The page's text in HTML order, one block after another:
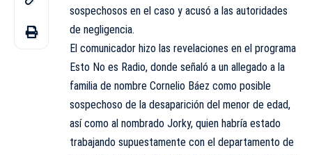
sospechosos en el caso y acusó a las autoridades
de negligencia.
El comunicador hizo las revelaciones en el programa
Esto No es Radio, donde señaló a un allegado a la
familia de nombre Cornelio Báez como posible
sospechoso de la desaparición del menor de edad,
así como al nombrado Jorky, quien habría estado
trabajando supuestamente con el departamento de